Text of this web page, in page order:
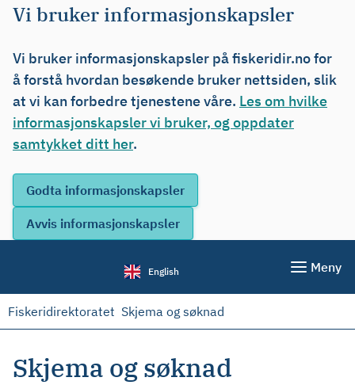
Vi bruker informasjonskapsler
Vi bruker informasjonskapsler på fiskeridir.no for
å forstå hvordan besøkende bruker nettsiden, slik
at vi kan forbedre tjenestene våre. Les om hvilke
informasjonskapsler vi bruker, og oppdater
samtykket ditt her.
English Meny
Fiskeridirektoratet Skjema og søknad
Skjema og søknad